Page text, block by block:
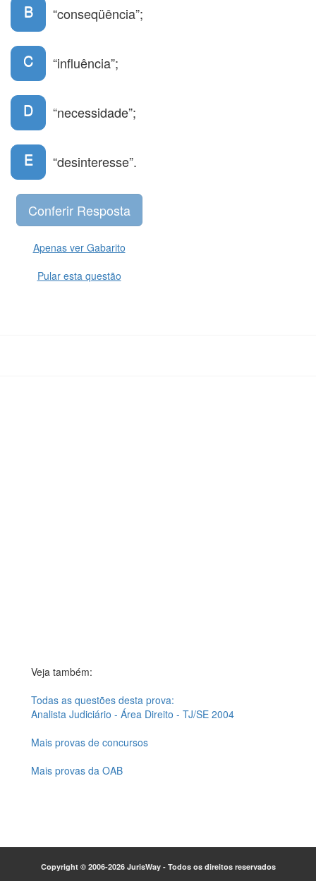
B “conseqüência”;
C “influência”;
D “necessidade”;
E “desinteresse”.
Apenas ver Gabarito
Pular esta questão
Veja também:
Todas as questões desta prova:
Analista Judiciário - Área Direito - TJ/SE 2004
Mais provas de concursos
Mais provas da OAB
Copyright © 2006-2026 JurisWay - Todos os direitos reservados